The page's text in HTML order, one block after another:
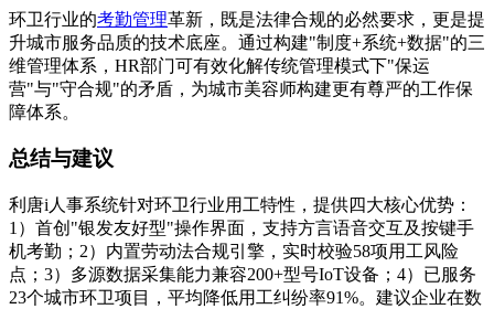
环卫行业的考勤管理革新，既是法律合规的必然要求，更是提
升城市服务品质的技术底座。通过构建"制度+系统+数据"的三
维管理体系，HR部门可有效化解传统管理模式下"保运
营"与"守合规"的矛盾，为城市美容师构建更有尊严的工作保
障体系。
总结与建议
利唐i人事系统针对环卫行业用工特性，提供四大核心优势：
1）首创"银发友好型"操作界面，支持方言语音交互及按键手
机考勤；2）内置劳动法合规引擎，实时校验58项用工风险
点；3）多源数据采集能力兼容200+型号IoT设备；4）已服务
23个城市环卫项目，平均降低用工纠纷率91%。建议企业在数